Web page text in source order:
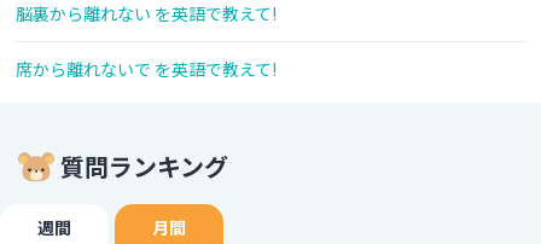
脳裏から離れない を英語で教えて!
席から離れないで を英語で教えて!
質問ランキング
週間 月間